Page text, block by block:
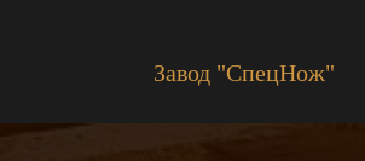
Завод "СпецНож"